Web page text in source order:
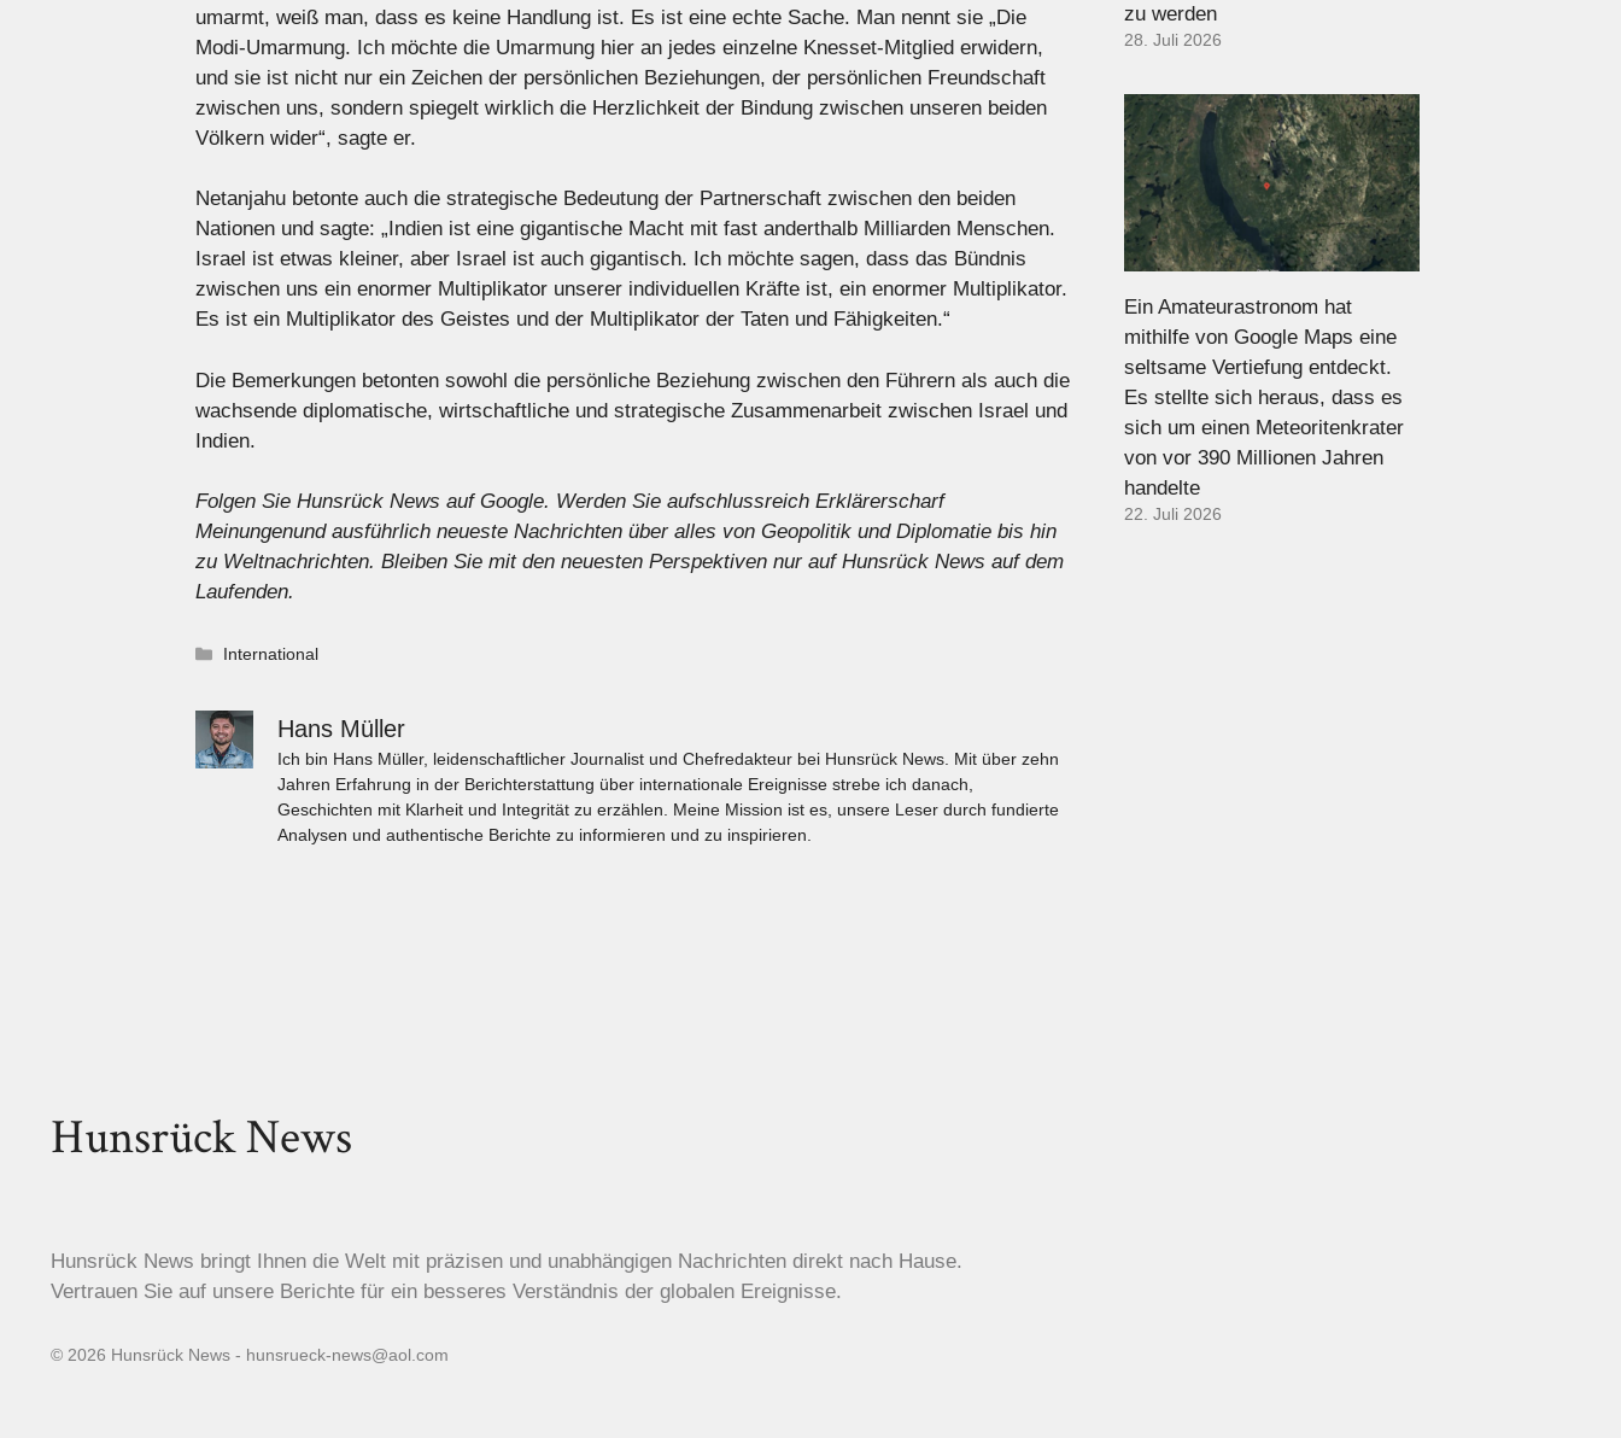
umarmt, weiß man, dass es keine Handlung ist. Es ist eine echte Sache. Man nennt sie „Die
Modi-Umarmung. Ich möchte die Umarmung hier an jedes einzelne Knesset-Mitglied erwidern,
und sie ist nicht nur ein Zeichen der persönlichen Beziehungen, der persönlichen Freundschaft
zwischen uns, sondern spiegelt wirklich die Herzlichkeit der Bindung zwischen unseren beiden
Völkern wider“, sagte er.
Netanjahu betonte auch die strategische Bedeutung der Partnerschaft zwischen den beiden
Nationen und sagte: „Indien ist eine gigantische Macht mit fast anderthalb Milliarden Menschen.
Israel ist etwas kleiner, aber Israel ist auch gigantisch. Ich möchte sagen, dass das Bündnis
zwischen uns ein enormer Multiplikator unserer individuellen Kräfte ist, ein enormer Multiplikator.
Es ist ein Multiplikator des Geistes und der Multiplikator der Taten und Fähigkeiten.“
Die Bemerkungen betonten sowohl die persönliche Beziehung zwischen den Führern als auch die
wachsende diplomatische, wirtschaftliche und strategische Zusammenarbeit zwischen Israel und
Indien.
Folgen Sie Hunsrück News auf Google. Werden Sie aufschlussreich Erklärerscharf
Meinungenund ausführlich neueste Nachrichten über alles von Geopolitik und Diplomatie bis hin
zu Weltnachrichten. Bleiben Sie mit den neuesten Perspektiven nur auf Hunsrück News auf dem
Laufenden.
Kategorien
International
Hans Müller
Ich bin Hans Müller, leidenschaftlicher Journalist und Chefredakteur bei Hunsrück News. Mit über zehn
Jahren Erfahrung in der Berichterstattung über internationale Ereignisse strebe ich danach,
Geschichten mit Klarheit und Integrität zu erzählen. Meine Mission ist es, unsere Leser durch fundierte
Analysen und authentische Berichte zu informieren und zu inspirieren.
zu werden
28. Juli 2026
Ein Amateurastronom hat
mithilfe von Google Maps eine
seltsame Vertiefung entdeckt.
Es stellte sich heraus, dass es
sich um einen Meteoritenkrater
von vor 390 Millionen Jahren
handelte
22. Juli 2026
Hunsrück News
Hunsrück News bringt Ihnen die Welt mit präzisen und unabhängigen Nachrichten direkt nach Hause.
Vertrauen Sie auf unsere Berichte für ein besseres Verständnis der globalen Ereignisse.
© 2026 Hunsrück News - hunsrueck-news@aol.com